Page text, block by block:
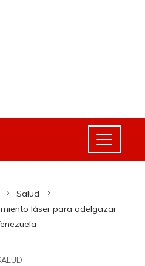
Salud
láser para adelgazar